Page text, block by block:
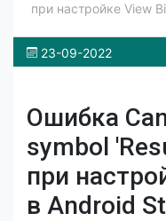
при настройке View
23-09-2022
Ошибка
symbol
при
в Android